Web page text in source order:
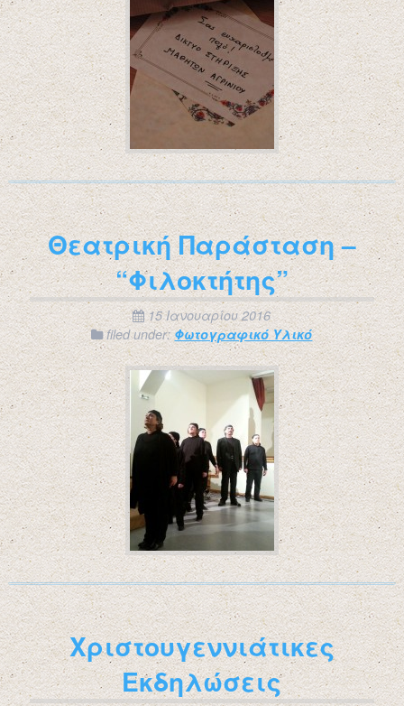
Θεατρική Παράσταση –
“Φιλοκτήτης”
15 Ιανουαρίου 2016
filed under:Φωτογραφικό Υλικό
Χριστουγεννιάτικες
Εκδηλώσεις